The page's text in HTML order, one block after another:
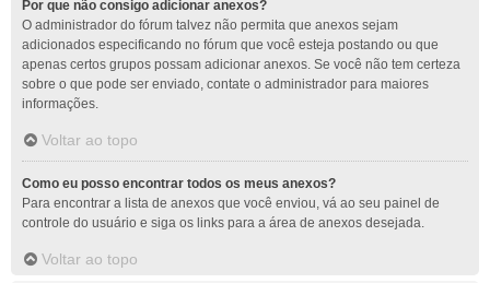
Por que não consigo adicionar anexos?
O administrador do fórum talvez não permita que anexos sejam
adicionados especificando no fórum que você esteja postando ou que
apenas certos grupos possam adicionar anexos. Se você não tem certeza
sobre o que pode ser enviado, contate o administrador para maiores
informações.
Voltar ao topo
Como eu posso encontrar todos os meus anexos?
Para encontrar a lista de anexos que você enviou, vá ao seu painel de
controle do usuário e siga os links para a área de anexos desejada.
Voltar ao topo